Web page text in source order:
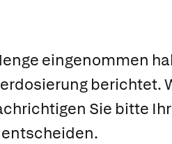
eingenommen
Sie bitte